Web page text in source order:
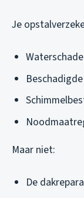
Je
Maar niet:
De